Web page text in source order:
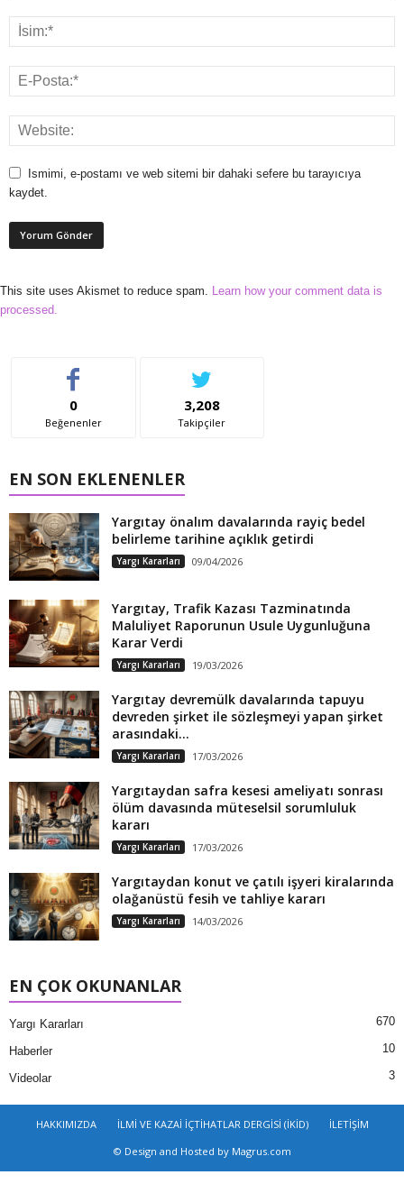
Ismimi, e-postamı ve web sitemi bir dahaki sefere bu tarayıcıya
kaydet.
This site uses Akismet to reduce spam. Learn how your comment data is
processed.
0
Beğenenler
3,208
Takipçiler
EN SON EKLENENLER
Yargıtay önalım davalarında rayiç bedel
belirleme tarihine açıklık getirdi
Yargı Kararları 09/04/2026
Yargıtay, Trafik Kazası Tazminatında
Maluliyet Raporunun Usule Uygunluğuna
Karar Verdi
Yargı Kararları 19/03/2026
Yargıtay devremülk davalarında tapuyu
devreden şirket ile sözleşmeyi yapan şirket
arasındaki...
Yargı Kararları 17/03/2026
Yargıtaydan safra kesesi ameliyatı sonrası
ölüm davasında müteselsil sorumluluk
kararı
Yargı Kararları 17/03/2026
Yargıtaydan konut ve çatılı işyeri kiralarında
olağanüstü fesih ve tahliye kararı
Yargı Kararları 14/03/2026
EN ÇOK OKUNANLAR
Yargı Kararları 670
Haberler 10
Videolar 3
HAKKIMIZDA İLMİ VE KAZAİ İÇTİHATLAR DERGİSİ (İKİD)
İLETİŞİM
© Design and Hosted by Magrus.com